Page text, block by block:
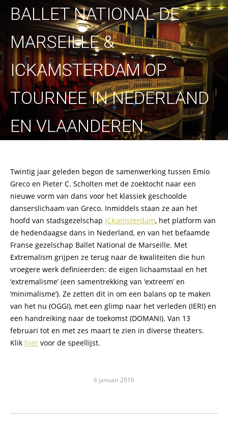
BALLET NATIONAL DE
MARSEILLE &
ICKAMSTERDAM OP
TOURNEE IN NEDERLAND
EN VLAANDEREN
Twintig jaar geleden begon de samenwerking tussen Emio
Greco en Pieter C. Scholten met de zoektocht naar een
nieuwe vorm van dans voor het klassiek geschoolde
danserslichaam van Greco. Inmiddels staan ze aan het
hoofd van stadsgezelschap ICKamsterdam, het platform van
de hedendaagse dans in Nederland, en van het befaamde
Franse gezelschap Ballet National de Marseille. Met
Extremalism grijpen ze terug naar de kwaliteiten die hun
vroegere werk definieerden: de eigen lichaamstaal en het
‘extremalisme’ (een samentrekking van ‘extreem’ en
‘minimalisme’). Ze zetten dit in om een balans op te maken
van het nu (OGGI), met een glimp naar het verleden (IERI) en
een handreiking naar de toekomst (DOMANI). Van 13
februari tot en met zes maart te zien in diverse theaters.
Klik hier voor de speellijst.
6 januari 2016